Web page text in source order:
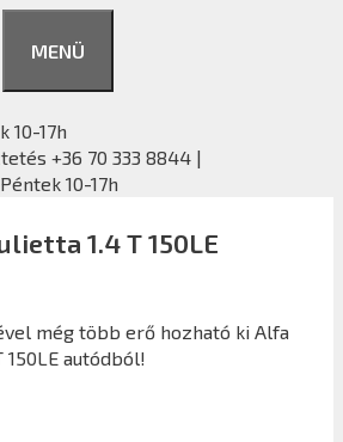
MENÜ
10-17h
+36 70 333 8844 |
10-17h
1.4 T 150LE
még több erő hozható ki Alfa
150LE autódból!